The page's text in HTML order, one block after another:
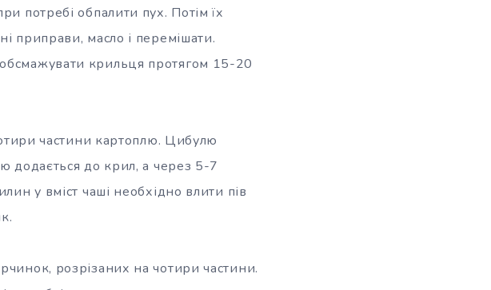
потребі обпалити пух. Потім їх
приправи, масло і перемішати.
крильця протягом 15-20
частини картоплю. Цибулю
додається до крил, а через 5-7
у вміст чаші необхідно влити пів
розрізаних на чотири частини.